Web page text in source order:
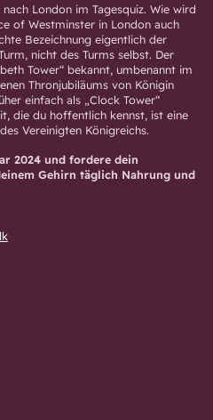
London im Tagesquiz. Wie wird
of Westminster in London auch
Bezeichnung eigentlich der
nicht des Turms selbst. Der
Tower“ bekannt, umbenannt im
Thronjubiläums von Königin
einfach als „Clock Tower“
die du hoffentlich kennst, ist eine
Vereinigten Königreichs.
2024 und fordere dein
Gehirn täglich Nahrung und